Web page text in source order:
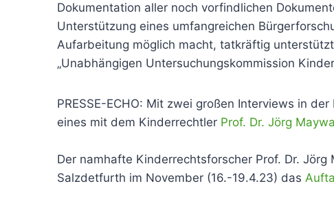
Dokumentation aller noch vorfindlichen
Unterstützung eines umfangreichen
Aufarbeitung möglich macht, tatkräftig
„Unabhängigen Untersuchungskommission
PRESSE-ECHO: Mit zwei großen Interviews in
eines mit dem Kinderrechtler Prof. Dr. Jörg
Der namhafte Kinderrechtsforscher Prof. Dr.
Salzdetfurth im November (16.-19.4.23) das